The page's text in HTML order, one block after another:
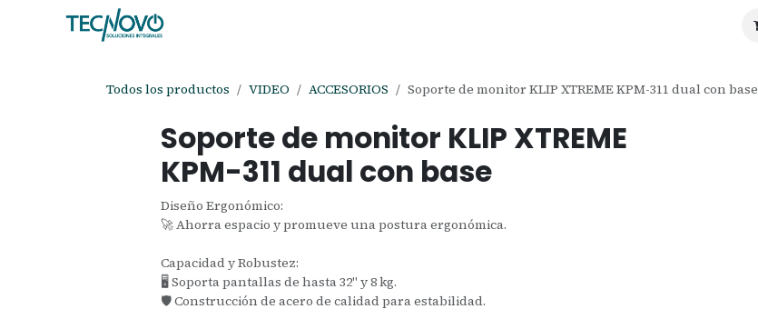
Todos los productos VIDEO ACCESORIOS Soporte de monitor KLIP XTREME KPM-311 dual con base
Soporte de monitor KLIP XTREME
KPM-311 dual con base
Diseño Ergonómico:
🚀 Ahorra espacio y promueve una postura ergonómica.
Capacidad y Robustez:
🖥️ Soporta pantallas de hasta 32" y 8 kg.
🛡️ Construcción de acero de calidad para estabilidad.